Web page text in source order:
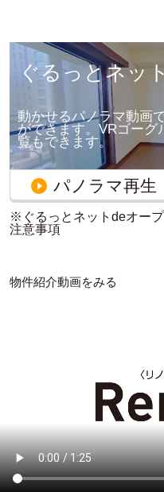
ぐるっとネッ
動かせるパノラマ動画
ができます。VRゴーグ
覧もできます。
パノラマ再生
※ぐるっとネットdeオー
注意事項
物件紹介動画をみる